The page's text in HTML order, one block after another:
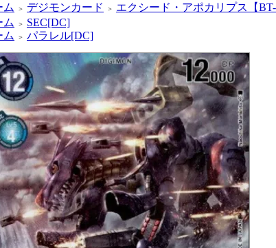
ム ＞ デジモンカード ＞
エクシード・アポカリプス【BT-
ム
＞
SEC[DC]
ム
＞ パラレル[DC]